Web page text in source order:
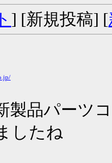
] [新規投稿] [
製品パーツ
したね